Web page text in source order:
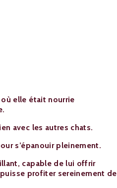
où elle était nourrie
avec les autres chats.
s’épanouir pleinement.
capable de lui offrir
profiter sereinement de